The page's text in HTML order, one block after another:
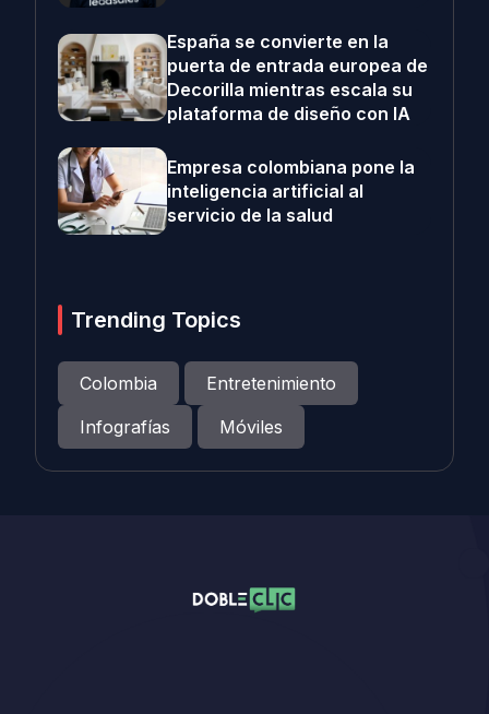
España se convierte en la
puerta de entrada europea de
Decorilla mientras escala su
plataforma de diseño con IA
Empresa colombiana pone la
inteligencia artificial al
servicio de la salud
Trending Topics
Colombia
Entretenimiento
Infografías
Móviles